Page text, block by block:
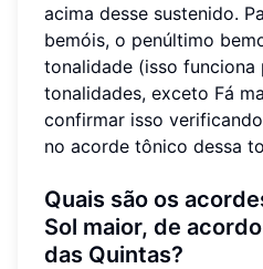
acima desse sustenido.
bemóis, o penúltimo
tonalidade (isso funciona
tonalidades, exceto Fá
confirmar isso
no acorde tônico dessa
Quais são os
Sol maior, de
das Quintas?